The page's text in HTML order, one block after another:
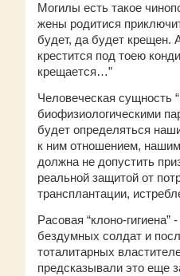
Могилы есть такое
жены родитися
будет, да будет крещен.
крестится под тоею
крещается…”
Человеческая сущность
биофизиологическими
будет определяться
к ним отношением,
должна не допустить
реальной защитой от
трансплантации,
Расовая “клоно-
бездумных солдат и
тоталитарных
предсказывали это еще